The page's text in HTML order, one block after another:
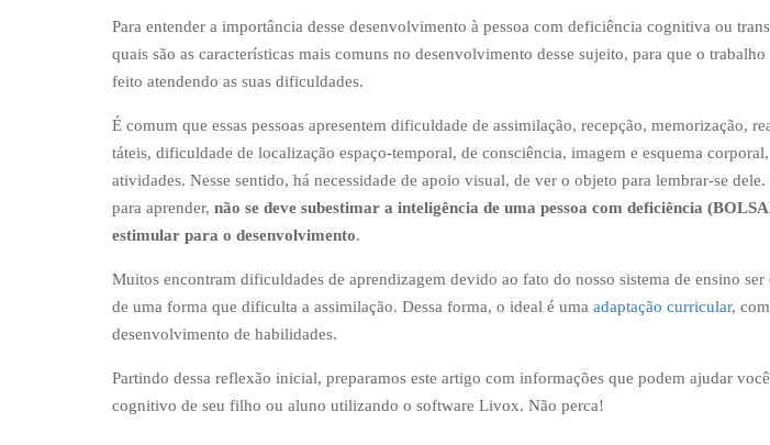
Para entender a importância desse desenvolvimento à pessoa com deficiência cognitiva ou
quais são as características mais comuns no desenvolvimento desse sujeito, para que o
feito atendendo as suas dificuldades.
É comum que essas pessoas apresentem dificuldade de assimilação, recepção, memorização,
táteis, dificuldade de localização espaço-temporal, de consciência, imagem e esquema
atividades. Nesse sentido, há necessidade de apoio visual, de ver o objeto para lembrar-se
para aprender, não se deve subestimar a inteligência de uma pessoa com deficiência
estimular para o desenvolvimento.
Muitos encontram dificuldades de aprendizagem devido ao fato do nosso sistema de ensino ser
de uma forma que dificulta a assimilação. Dessa forma, o ideal é uma adaptação curricular,
desenvolvimento de habilidades.
Partindo dessa reflexão inicial, preparamos este artigo com informações que podem ajudar
cognitivo de seu filho ou aluno utilizando o software Livox. Não perca!